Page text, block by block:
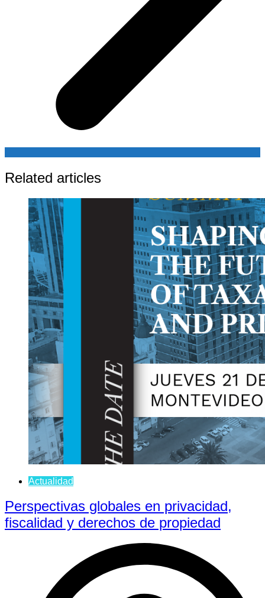
Related articles
Actualidad
Perspectivas globales en privacidad,
fiscalidad y derechos de propiedad